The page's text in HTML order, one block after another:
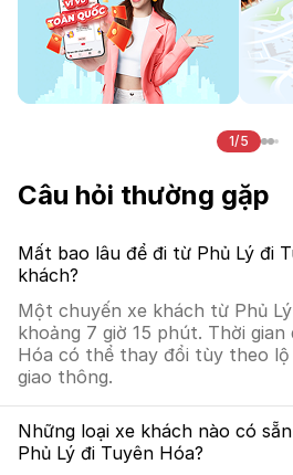
1/5
Câu hỏi thường gặp
Mất bao lâu để đi từ Phủ Lý đi
khách?
Một chuyến xe khách từ Phủ
khoảng 7 giờ 15 phút. Thời gian
Hóa có thể thay đổi tùy theo
giao thông.
Những loại xe khách nào có
Phủ Lý đi Tuyên Hóa?